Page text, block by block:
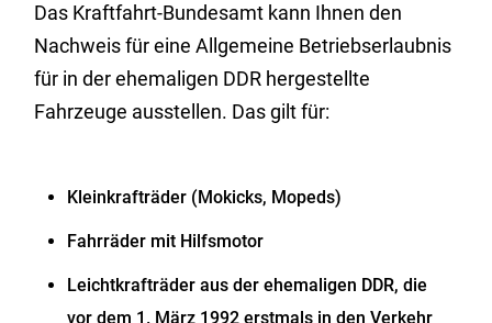
Das Kraftfahrt-Bundesamt kann Ihnen den
Nachweis für eine Allgemeine Betriebserlaubnis
für in der ehemaligen DDR hergestellte
Fahrzeuge ausstellen. Das gilt für:
Kleinkrafträder (Mokicks, Mopeds)
Fahrräder mit Hilfsmotor
Leichtkrafträder aus der ehemaligen DDR, die
vor dem 1. März 1992 erstmals in den Verkehr